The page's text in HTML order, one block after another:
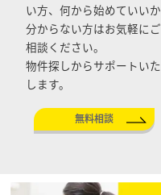
い方、何から始めていいか
分からない方はお気軽にご
相談ください。
物件探しからサポートいた
します。
無料相談